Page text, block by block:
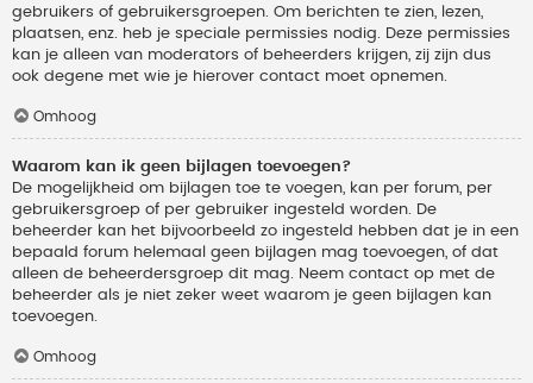
gebruikers of gebruikersgroepen. Om berichten te zien, lezen,
plaatsen, enz. heb je speciale permissies nodig. Deze permissies
kan je alleen van moderators of beheerders krijgen, zij zijn dus
ook degene met wie je hierover contact moet opnemen.
Omhoog
Waarom kan ik geen bijlagen toevoegen?
De mogelijkheid om bijlagen toe te voegen, kan per forum, per
gebruikersgroep of per gebruiker ingesteld worden. De
beheerder kan het bijvoorbeeld zo ingesteld hebben dat je in een
bepaald forum helemaal geen bijlagen mag toevoegen, of dat
alleen de beheerdersgroep dit mag. Neem contact op met de
beheerder als je niet zeker weet waarom je geen bijlagen kan
toevoegen.
Omhoog